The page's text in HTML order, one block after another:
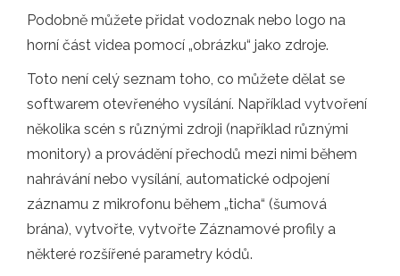
Podobně můžete přidat vodoznak nebo logo na
horní část videa pomocí „obrázku“ jako zdroje.
Toto není celý seznam toho, co můžete dělat se
softwarem otevřeného vysílání. Například vytvoření
několika scén s různými zdroji (například různými
monitory) a provádění přechodů mezi nimi během
nahrávání nebo vysílání, automatické odpojení
záznamu z mikrofonu během „ticha“ (šumová
brána), vytvořte, vytvořte Záznamové profily a
některé rozšířené parametry kódů.